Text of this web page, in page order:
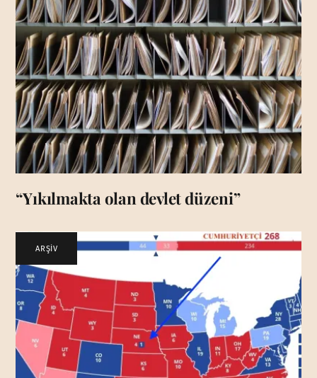
“Yıkılmakta olan devlet düzeni”
ARŞİV